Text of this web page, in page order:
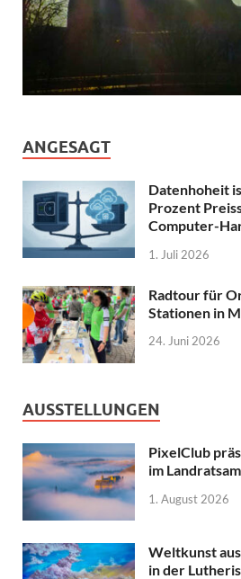
ANGESAGT
Datenhoheit
Prozent
Computer-
1. Juli 2026
Radtour für
Stationen in
24. Juni 2026
AUSSTELLUNGEN
PixelClub
im
1. August 2026
Weltkunst aus
in der